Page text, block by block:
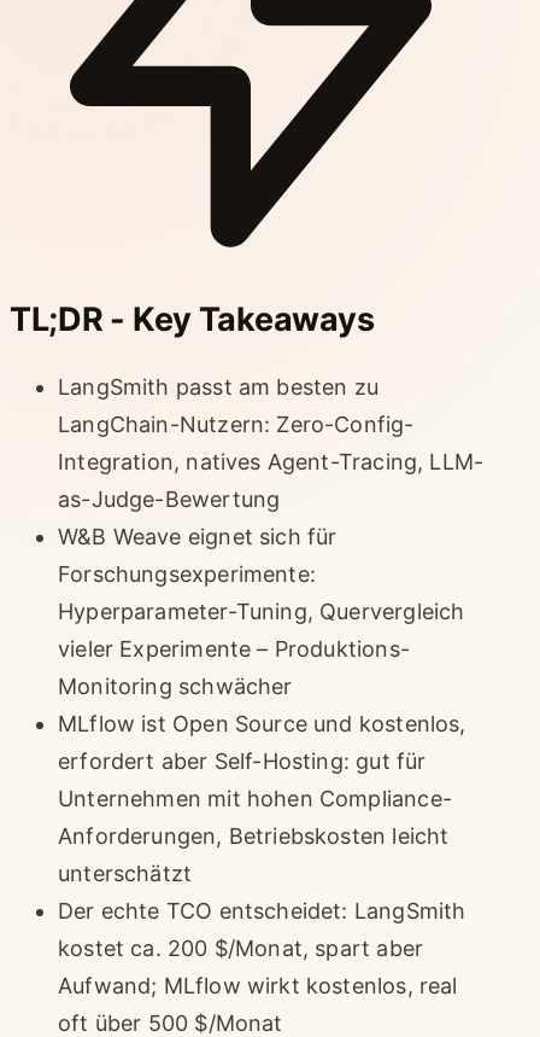
TL;DR - Key Takeaways
LangSmith passt am besten zu
LangChain-Nutzern: Zero-Config-
Integration, natives Agent-Tracing, LLM-
as-Judge-Bewertung
W&B Weave eignet sich für
Forschungsexperimente:
Hyperparameter-Tuning, Quervergleich
vieler Experimente – Produktions-
Monitoring schwächer
MLflow ist Open Source und kostenlos,
erfordert aber Self-Hosting: gut für
Unternehmen mit hohen Compliance-
Anforderungen, Betriebskosten leicht
unterschätzt
Der echte TCO entscheidet: LangSmith
kostet ca. 200 $/Monat, spart aber
Aufwand; MLflow wirkt kostenlos, real
oft über 500 $/Monat